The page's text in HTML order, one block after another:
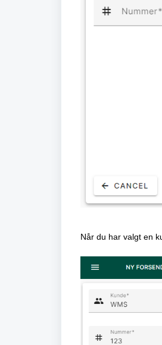
Når du har valgt en